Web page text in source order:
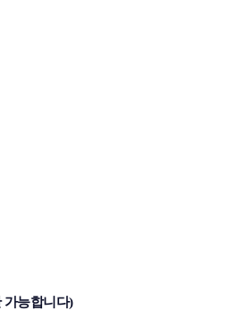
가능합니다)